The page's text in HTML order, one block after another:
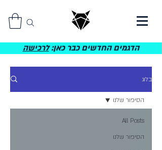
הדגמים החדשים כבר כאן:לרכישה
בלוג
All Posts
הסיפור שלנו
הסיפור שלנו